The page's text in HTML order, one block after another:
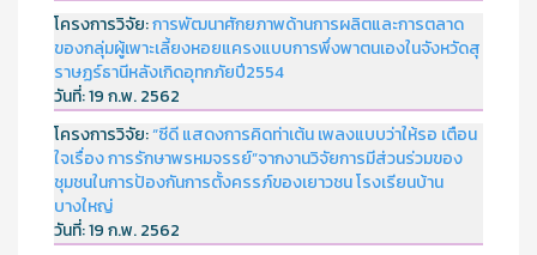
โครงการวิจัย:การพัฒนาศักยภาพด้านการผลิตและการตลาด
ของกลุ่มผู้เพาะเลี้ยงหอยแครงแบบการพึ่งพาตนเองในจังหวัดสุ
ราษฏร์ธานีหลังเกิดอุทกภัยปี2554
วันที่:19 ก.พ. 2562
โครงการวิจัย:“ซีดี แสดงการคิดท่าเต้น เพลงแบบว่าให้รอ เตือน
ใจเรื่อง การรักษาพรหมจรรย์”จากงานวิจัยการมีส่วนร่วมของ
ชุมชนในการป้องกันการตั้งครรภ์ของเยาวชน โรงเรียนบ้าน
บางใหญ่
วันที่:19 ก.พ. 2562